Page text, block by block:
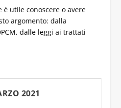
è utile conoscere o avere
argomento: dalla
dalle leggi ai trattati
2021